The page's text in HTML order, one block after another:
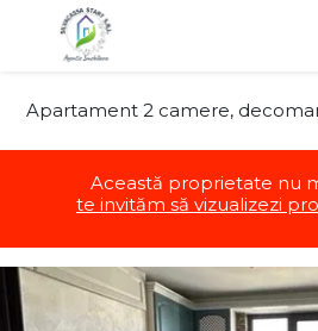
Apartament 2 camere,
Această proprietate nu
te invităm să vizualizezi